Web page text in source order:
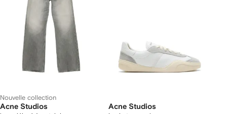
Nouvelle collection
Acne Studios Acne Studios